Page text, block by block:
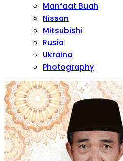
Manfaat Buah
Nissan
Mitsubishi
Rusia
Ukraina
Photography